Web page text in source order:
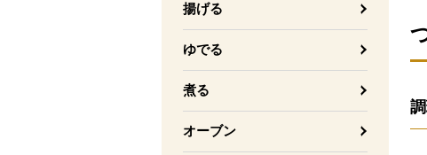
揚げる
ゆでる
煮る
オーブン